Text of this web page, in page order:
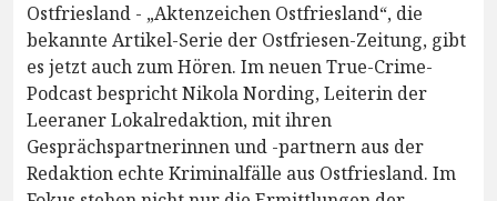
Ostfriesland - „Aktenzeichen Ostfriesland“, die
bekannte Artikel-Serie der Ostfriesen-Zeitung, gibt
es jetzt auch zum Hören. Im neuen True-Crime-
Podcast bespricht Nikola Nording, Leiterin der
Leeraner Lokalredaktion, mit ihren
Gesprächspartnerinnen und -partnern aus der
Redaktion echte Kriminalfälle aus Ostfriesland. Im